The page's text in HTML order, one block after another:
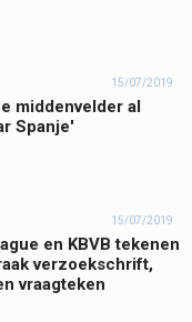
15/07/2019
middenvelder al
Spanje'
15/07/2019
en KBVB tekenen
verzoekschrift,
vraagteken